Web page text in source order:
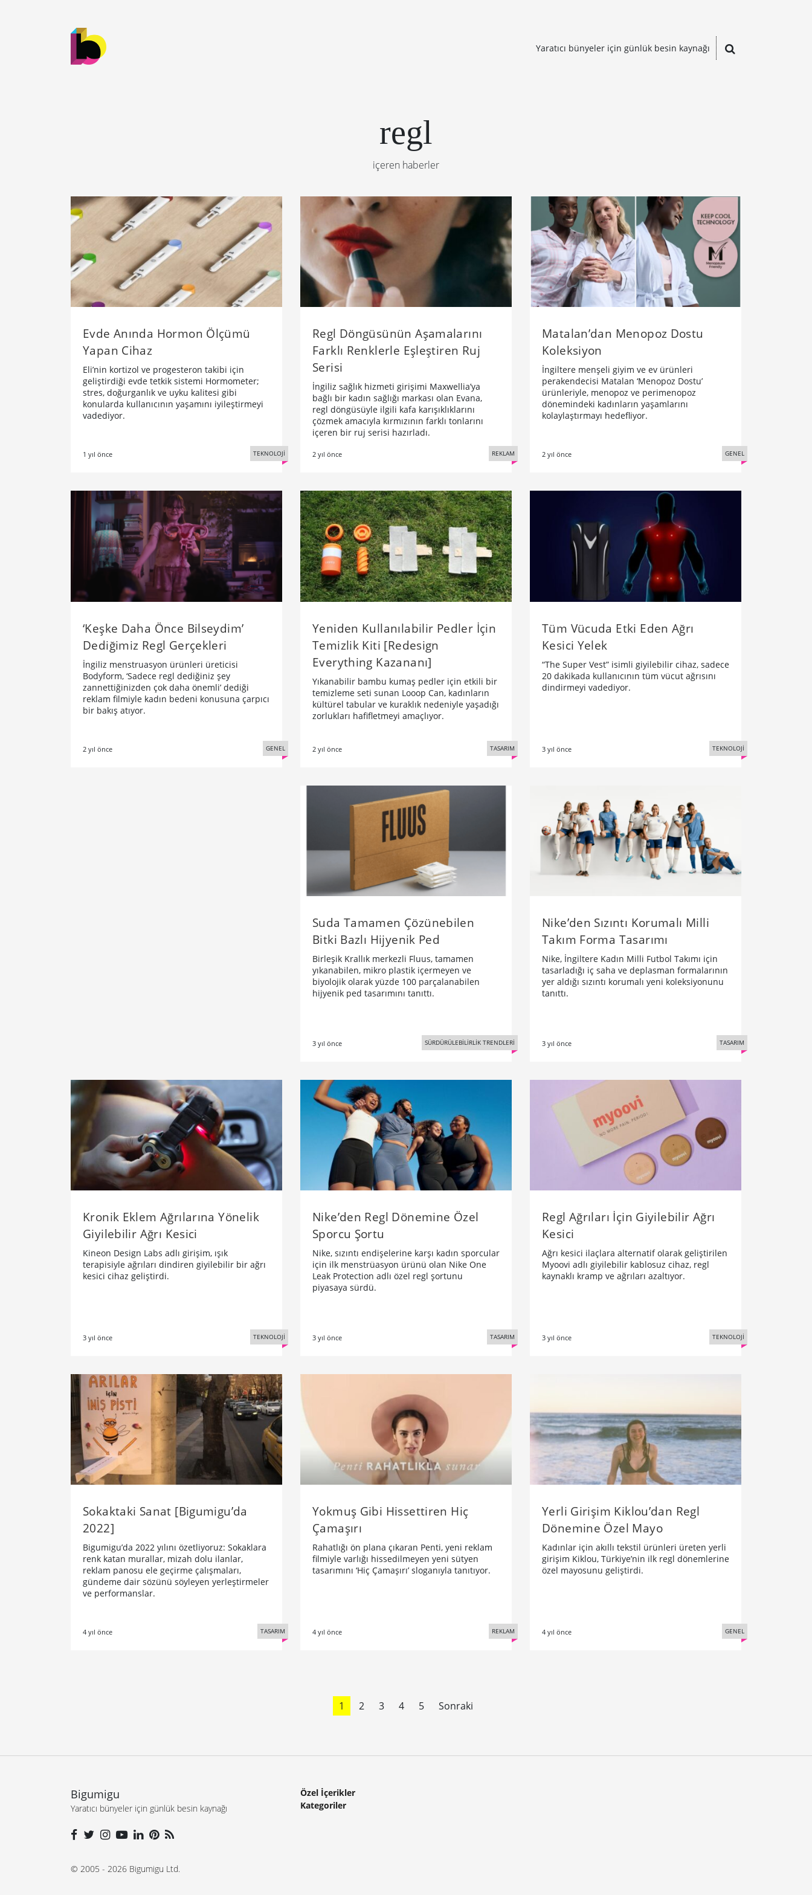
Yaratıcı bünyeler için günlük besin kaynağı
regl
içeren haberler
Evde Anında Hormon Ölçümü
Yapan Cihaz
Eli’nin kortizol ve progesteron takibi için
geliştirdiği evde tetkik sistemi Hormometer;
stres, doğurganlık ve uyku kalitesi gibi
konularda kullanıcının yaşamını iyileştirmeyi
vadediyor.
1 yıl önce TEKNOLOJİ
Regl Döngüsünün Aşamalarını
Farklı Renklerle Eşleştiren Ruj
Serisi
İngiliz sağlık hizmeti girişimi Maxwellia’ya
bağlı bir kadın sağlığı markası olan Evana,
regl döngüsüyle ilgili kafa karışıklıklarını
çözmek amacıyla kırmızının farklı tonlarını
içeren bir ruj serisi hazırladı.
2 yıl önce REKLAM
Matalan’dan Menopoz Dostu
Koleksiyon
İngiltere menşeli giyim ve ev ürünleri
perakendecisi Matalan ‘Menopoz Dostu’
ürünleriyle, menopoz ve perimenopoz
dönemindeki kadınların yaşamlarını
kolaylaştırmayı hedefliyor.
2 yıl önce GENEL
‘Keşke Daha Önce Bilseydim’
Dediğimiz Regl Gerçekleri
İngiliz menstruasyon ürünleri üreticisi
Bodyform, ‘Sadece regl dediğiniz şey
zannettiğinizden çok daha önemli’ dediği
reklam filmiyle kadın bedeni konusuna çarpıcı
bir bakış atıyor.
2 yıl önce GENEL
Yeniden Kullanılabilir Pedler İçin
Temizlik Kiti [Redesign
Everything Kazananı]
Yıkanabilir bambu kumaş pedler için etkili bir
temizleme seti sunan Looop Can, kadınların
kültürel tabular ve kuraklık nedeniyle yaşadığı
zorlukları hafifletmeyi amaçlıyor.
2 yıl önce TASARIM
Tüm Vücuda Etki Eden Ağrı
Kesici Yelek
“The Super Vest” isimli giyilebilir cihaz, sadece
20 dakikada kullanıcının tüm vücut ağrısını
dindirmeyi vadediyor.
3 yıl önce TEKNOLOJİ
Suda Tamamen Çözünebilen
Bitki Bazlı Hijyenik Ped
Birleşik Krallık merkezli Fluus, tamamen
yıkanabilen, mikro plastik içermeyen ve
biyolojik olarak yüzde 100 parçalanabilen
hijyenik ped tasarımını tanıttı.
3 yıl önce SÜRDÜRÜLEBİLİRLİK TRENDLERİ
Nike’den Sızıntı Korumalı Milli
Takım Forma Tasarımı
Nike, İngiltere Kadın Milli Futbol Takımı için
tasarladığı iç saha ve deplasman formalarının
yer aldığı sızıntı korumalı yeni koleksiyonunu
tanıttı.
3 yıl önce TASARIM
Kronik Eklem Ağrılarına Yönelik
Giyilebilir Ağrı Kesici
Kineon Design Labs adlı girişim, ışık
terapisiyle ağrıları dindiren giyilebilir bir ağrı
kesici cihaz geliştirdi.
3 yıl önce TEKNOLOJİ
Nike’den Regl Dönemine Özel
Sporcu Şortu
Nike, sızıntı endişelerine karşı kadın sporcular
için ilk menstrüasyon ürünü olan Nike One
Leak Protection adlı özel regl şortunu
piyasaya sürdü.
3 yıl önce TASARIM
Regl Ağrıları İçin Giyilebilir Ağrı
Kesici
Ağrı kesici ilaçlara alternatif olarak geliştirilen
Myoovi adlı giyilebilir kablosuz cihaz, regl
kaynaklı kramp ve ağrıları azaltıyor.
3 yıl önce TEKNOLOJİ
Sokaktaki Sanat [Bigumigu’da
2022]
Bigumigu’da 2022 yılını özetliyoruz: Sokaklara
renk katan murallar, mizah dolu ilanlar,
reklam panosu ele geçirme çalışmaları,
gündeme dair sözünü söyleyen yerleştirmeler
ve performanslar.
4 yıl önce TASARIM
Yokmuş Gibi Hissettiren Hiç
Çamaşırı
Rahatlığı ön plana çıkaran Penti, yeni reklam
filmiyle varlığı hissedilmeyen yeni sütyen
tasarımını ‘Hiç Çamaşırı’ sloganıyla tanıtıyor.
4 yıl önce REKLAM
Yerli Girişim Kiklou’dan Regl
Dönemine Özel Mayo
Kadınlar için akıllı tekstil ürünleri üreten yerli
girişim Kiklou, Türkiye’nin ilk regl dönemlerine
özel mayosunu geliştirdi.
4 yıl önce GENEL
1 2 3 4 5 Sonraki
Bigumigu
Yaratıcı bünyeler için günlük besin kaynağı
© 2005 - 2026 Bigumigu Ltd.
Özel İçerikler
Kategoriler